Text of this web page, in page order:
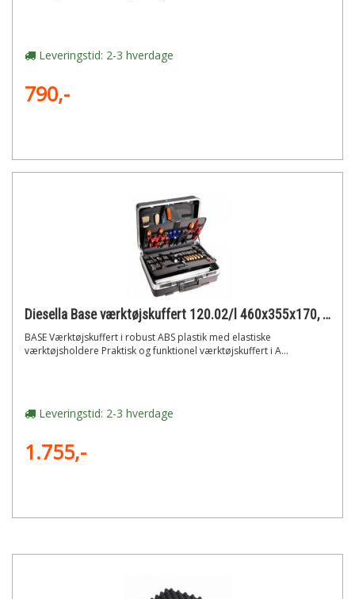
Leveringstid: 2-3 hverdage
790,-
Diesella Base værktøjskuffert 120.02/l 460x355x170, volume: 26l
BASE Værktøjskuffert i robust ABS plastik med elastiske
værktøjsholdere Praktisk og funktionel værktøjskuffert i A...
Leveringstid: 2-3 hverdage
1.755,-